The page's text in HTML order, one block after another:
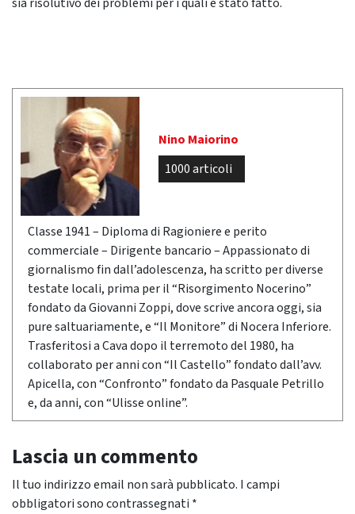
Nino Maiorino
1000 articoli
Classe 1941 – Diploma di Ragioniere e perito
commerciale – Dirigente bancario – Appassionato di
giornalismo fin dall’adolescenza, ha scritto per diverse
testate locali, prima per il “Risorgimento Nocerino”
fondato da Giovanni Zoppi, dove scrive ancora oggi, sia
pure saltuariamente, e “Il Monitore” di Nocera Inferiore.
Trasferitosi a Cava dopo il terremoto del 1980, ha
collaborato per anni con “Il Castello” fondato dall’avv.
Apicella, con “Confronto” fondato da Pasquale Petrillo
e, da anni, con “Ulisse online”.
Lascia un commento
Il tuo indirizzo email non sarà pubblicato. I campi
obbligatori sono contrassegnati *